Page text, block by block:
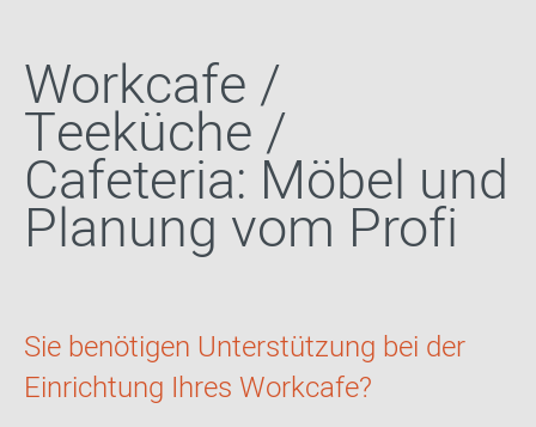
Workcafe /
Teeküche /
Cafeteria: Möbel und
Planung vom Profi
Sie benötigen Unterstützung bei der
Einrichtung Ihres Workcafe?